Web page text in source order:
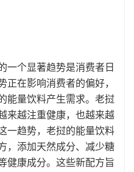
一个显著趋势是消费者日
正在影响消费者的偏好，
能量饮料产生需求。老挝
来越注重健康，也越来越
一趋势，老挝的能量饮料
，添加天然成分、减少糖
健康成分。这些新配方旨